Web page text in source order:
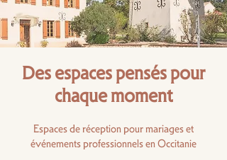
Des espaces pensés pour
chaque moment
Espaces de réception pour mariages et
événements professionnels en Occitanie